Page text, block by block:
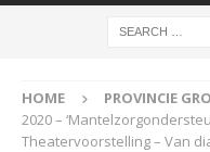
HOME PROVINCIE
2020 –
Theatervoorstelling – Van